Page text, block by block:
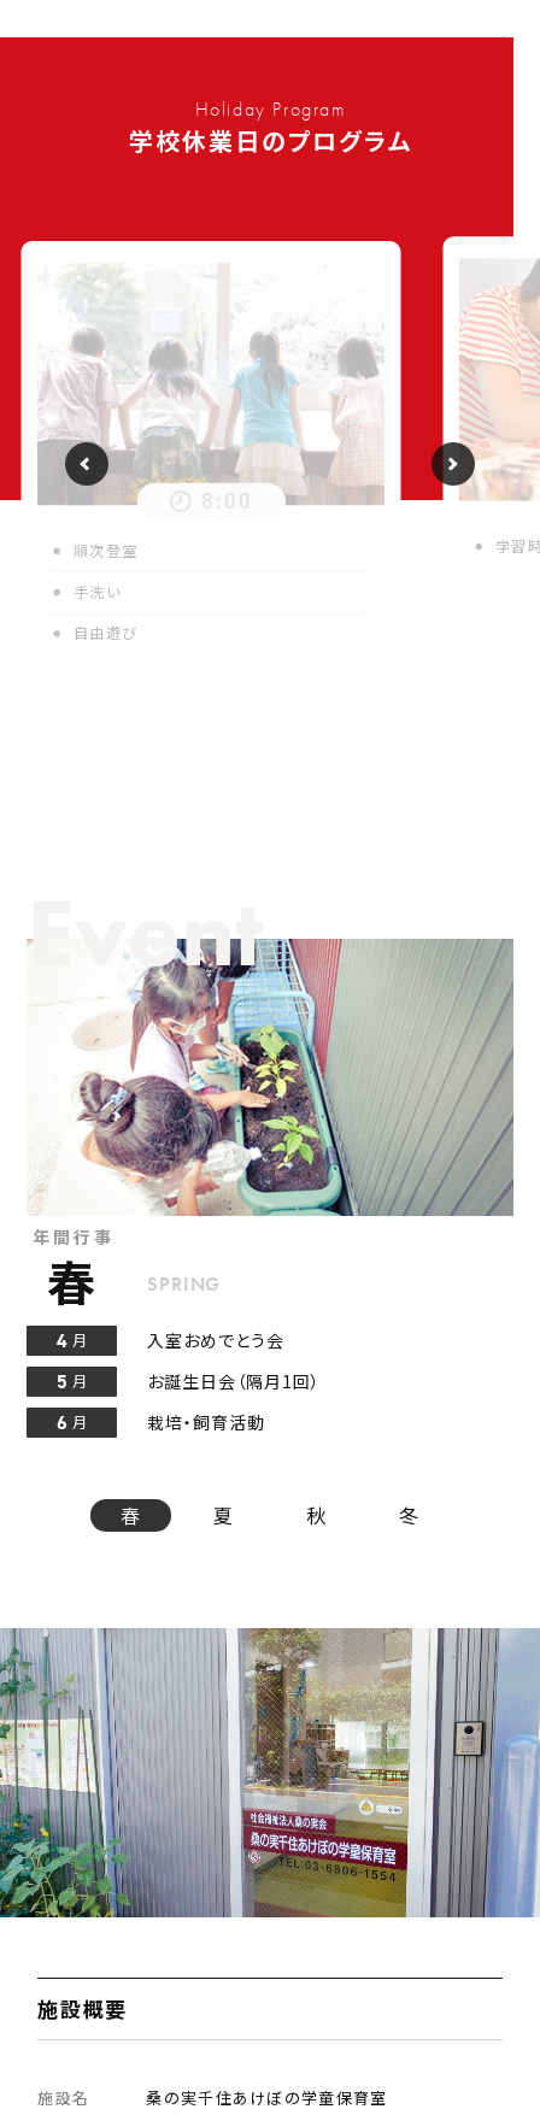
Holiday Program
学校休業日のプログラム
8:00
順次登室
手洗い
自由遊び
学習
Event
年間行事
春 SPRING
4 月 入室おめでとう会
5 月 お誕生日会（隔月1回）
6 月 栽培・飼育活動
夏 SUMMER
七夕工作
縁日ごっこ
月 手作りおやつ
秋 AUTUMN
月 ハロウィンパーティ
月 学童まつり
月 クリスマス会
冬 WINTER
コマ検定
節分会
月 卒室式
春 夏 秋 冬
施設概要
施設名 桑の実千住あけぼの学童保育室